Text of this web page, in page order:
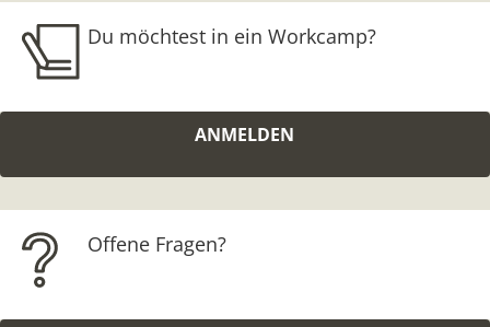
Du möchtest in ein Workcamp?
ANMELDEN
Offene Fragen?